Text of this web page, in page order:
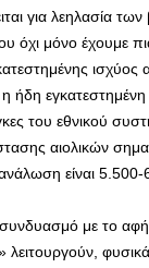
για λεηλασία
όχι μόνο έχουμε
εγκατεστημένη
του εθνικού
αιολικών
είναι 5.500-
με το